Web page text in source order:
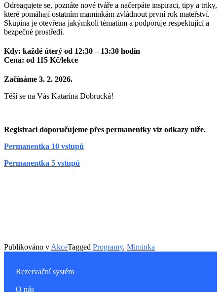
Odreagujete se, poznáte nové tváře a načerpáte inspiraci, tipy a triky,
které pomáhají ostatním maminkám zvládnout první rok mateřství.
Skupina je otevřena jakýmkoli tématům a podporuje respektující a
bezpečné prostředí.
Kdy: každé úterý od 12:30 – 13:30 hodin
Cena: od 115 Kč/lekce
Začínáme 3. 2. 2026.
Těší se na Vás Katarína Dobrucká!
Registraci doporučujeme přes permanentky viz odkazy níže.
Permanentka 10 vstupů
Permanentka 5 vstupů
Publikováno v AkceTagged Programy, Miminka
Rezervační systém
O nás